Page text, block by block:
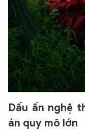
Dấu ấn nghệ
án quy mô lớn